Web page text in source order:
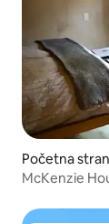
Početna
McKenzie